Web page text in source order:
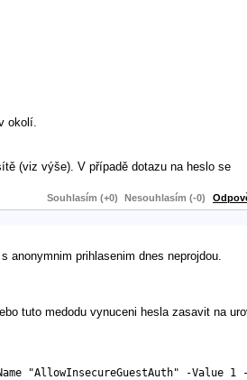
okolí.
(viz výše). V případě dotazu na heslo se
Souhlasím (+0) Nesouhlasím (-0)
prihlasenim dnes neprojdou.
tuto medodu vynuceni hesla zasavit na
"AllowInsecureGuestAuth" -Value 1 -